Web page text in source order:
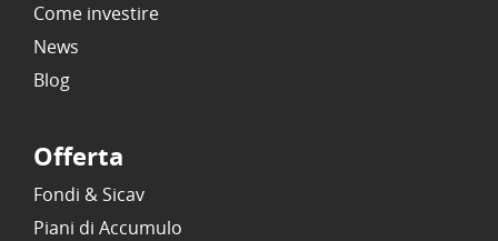
Come investire
News
Blog
Offerta
Fondi & Sicav
Piani di Accumulo